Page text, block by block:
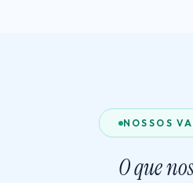
NOSSOS
O que